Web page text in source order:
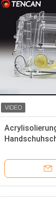
staubsaugen